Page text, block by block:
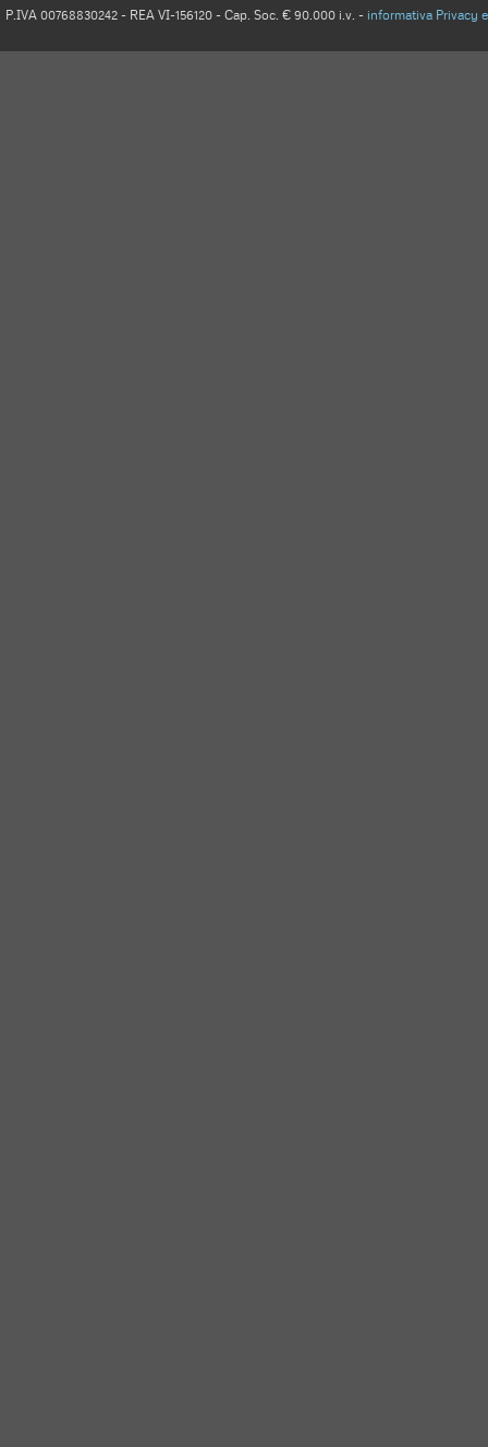
P.IVA 00768830242 - REA VI-156120 - Cap. Soc. € 90.000 i.v. - informativa Privacy